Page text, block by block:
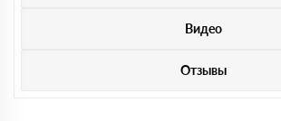
Видео
Отзывы